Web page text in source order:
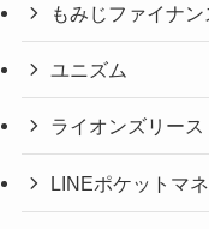
もみじファイナン
ユニズム
ライオンズリース
LINEポケットマ